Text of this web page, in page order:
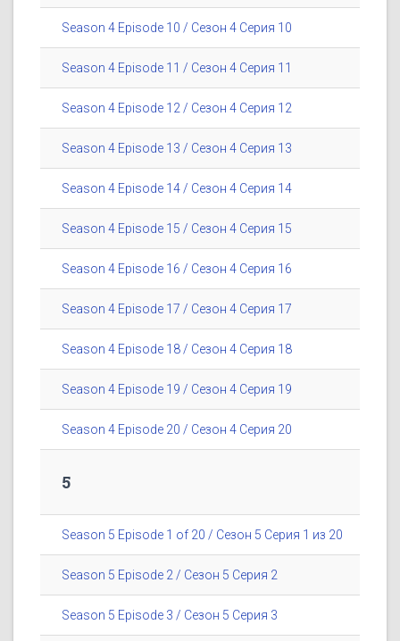
Season 4 Episode 10 / Сезон 4 Серия 10
Season 4 Episode 11 / Сезон 4 Серия 11
Season 4 Episode 12 / Сезон 4 Серия 12
Season 4 Episode 13 / Сезон 4 Серия 13
Season 4 Episode 14 / Сезон 4 Серия 14
Season 4 Episode 15 / Сезон 4 Серия 15
Season 4 Episode 16 / Сезон 4 Серия 16
Season 4 Episode 17 / Сезон 4 Серия 17
Season 4 Episode 18 / Сезон 4 Серия 18
Season 4 Episode 19 / Сезон 4 Серия 19
Season 4 Episode 20 / Сезон 4 Серия 20
5
Season 5 Episode 1 of 20 / Сезон 5 Серия 1 из 20
Season 5 Episode 2 / Сезон 5 Серия 2
Season 5 Episode 3 / Сезон 5 Серия 3